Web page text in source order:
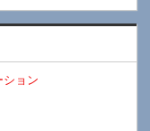
ション